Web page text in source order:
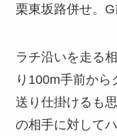
栗東坂路併せ。G
ラチ沿いを走る
り100m手前か
送り仕掛けるも
の相手に対して